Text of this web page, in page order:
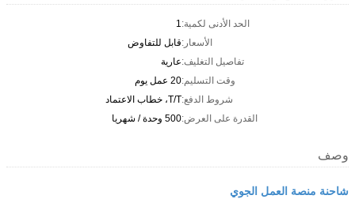
الحد الأدنى لكمية:1
الأسعار:قابل للتفاوض
تفاصيل التغليف:عارية
وقت التسليم:20 عمل يوم
شروط الدفع:T/T، خطاب الاعتماد
القدرة على العرض:500 وحدة / شهريا
وصف
شاحنة منصة العمل الجوي